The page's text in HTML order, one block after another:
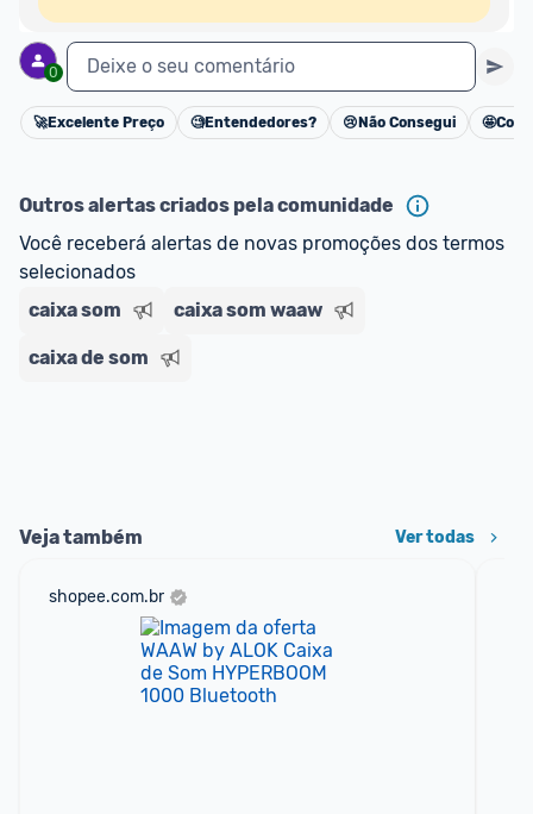
0 Deixe o seu comentário
Cancelar
🚀Excelente Preço 🧐Entendedores? 😢 Não Consegui 🤩
Outros alertas criados pela comunidade
Você receberá alertas de novas promoções dos termos
selecionados
caixa som
caixa som waaw
caixa de som
Veja também Ver todas
shopee.com.br